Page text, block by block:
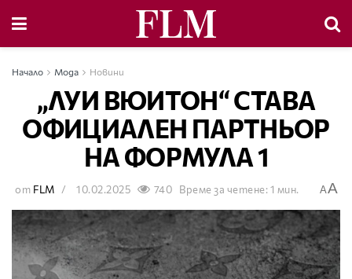
Начало Мода Новини
„ЛУИ ВЮИТОН“ СТАВА
ОФИЦИАЛЕН ПАРТНЬОР
НА ФОРМУЛА 1
от FLM 10.02.2025 740 Време за четене: 1 мин. AA